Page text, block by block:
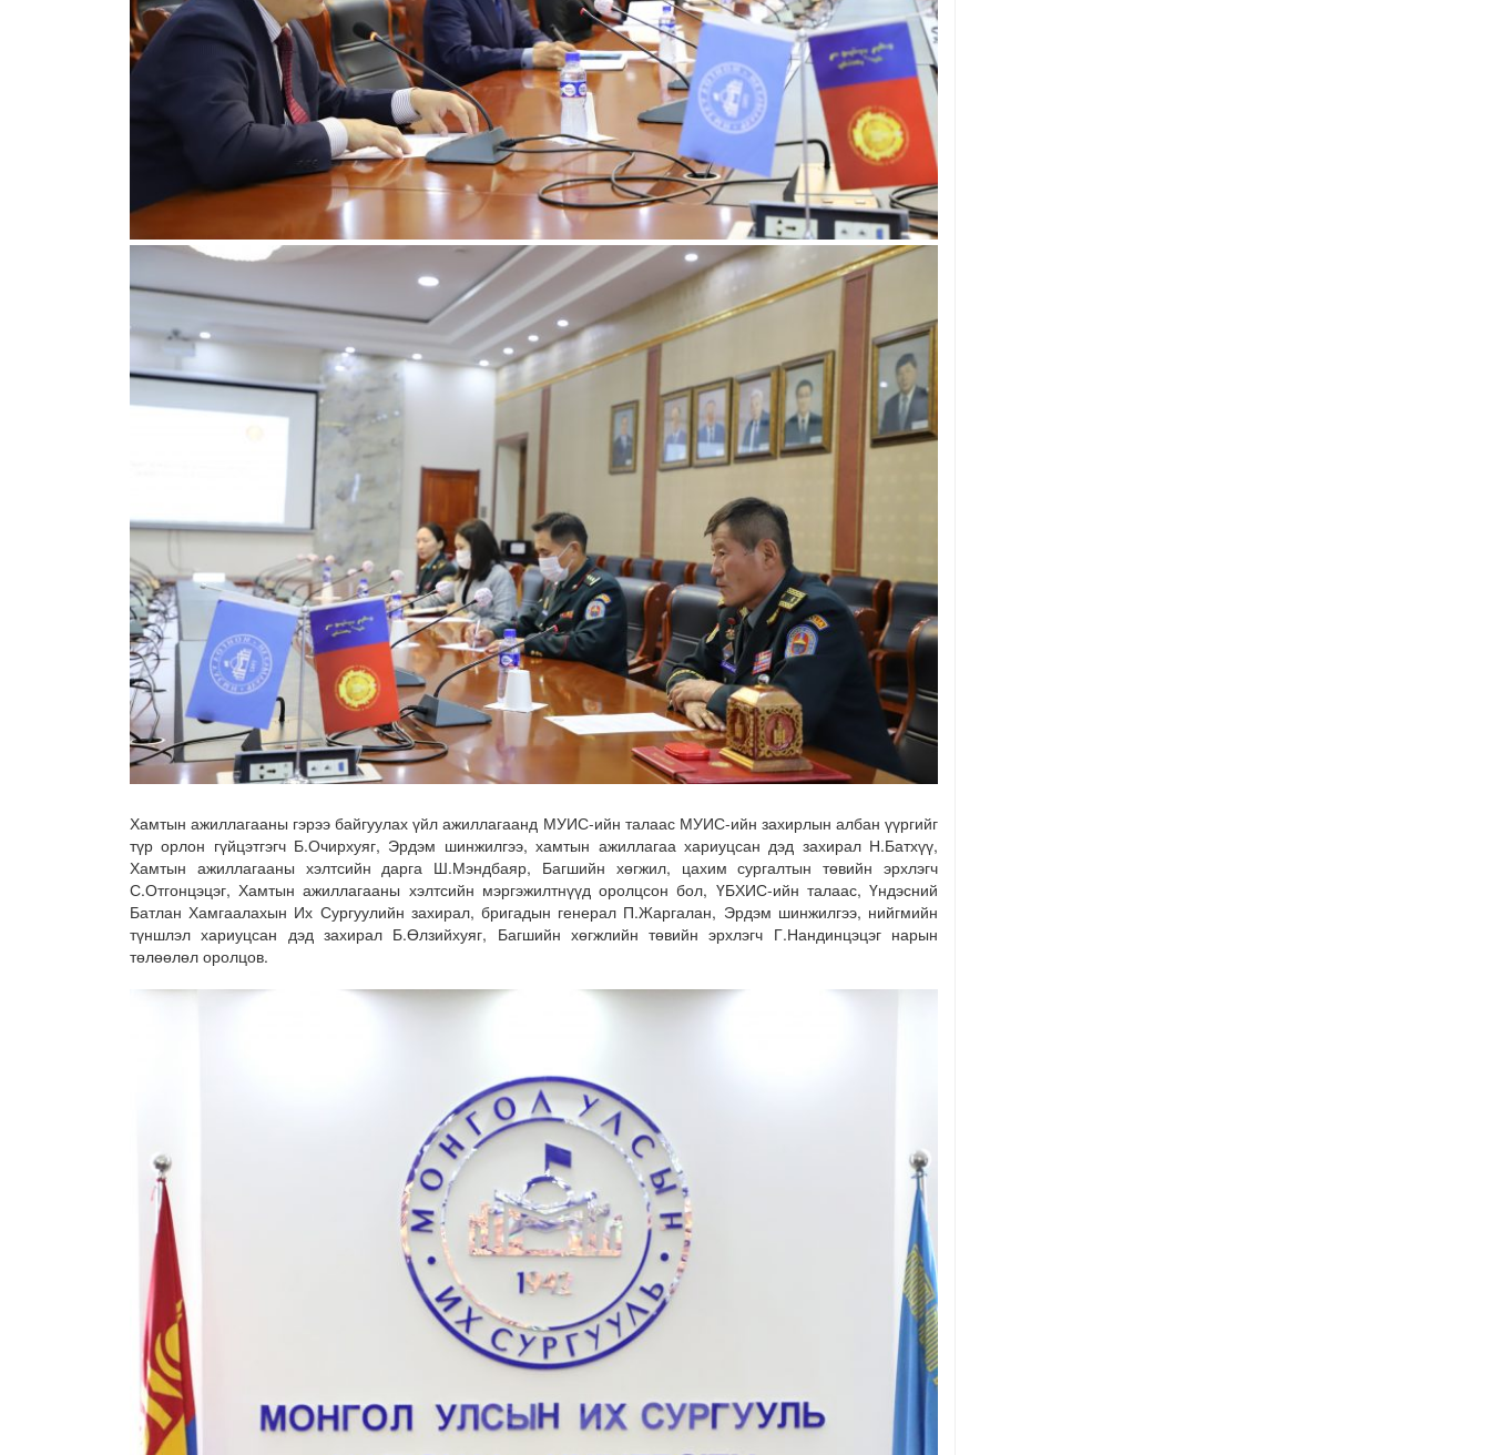
Хамтын ажиллагааны гэрээ байгуулах үйл ажиллагаанд МУИС-ийн талаас МУИС-ийн захирлын албан үүргийг
түр орлон гүйцэтгэгч Б.Очирхуяг, Эрдэм шинжилгээ, хамтын ажиллагаа хариуцсан дэд захирал Н.Батхүү,
Хамтын ажиллагааны хэлтсийн дарга Ш.Мэндбаяр, Багшийн хөгжил, цахим сургалтын төвийн эрхлэгч
С.Отгонцэцэг, Хамтын ажиллагааны хэлтсийн мэргэжилтнүүд оролцсон бол, ҮБХИС-ийн талаас, Үндэсний
Батлан Хамгаалахын Их Сургуулийн захирал, бригадын генерал П.Жаргалан, Эрдэм шинжилгээ, нийгмийн
түншлэл хариуцсан дэд захирал Б.Өлзийхуяг, Багшийн хөгжлийн төвийн эрхлэгч Г.Нандинцэцэг нарын
төлөөлөл оролцов.